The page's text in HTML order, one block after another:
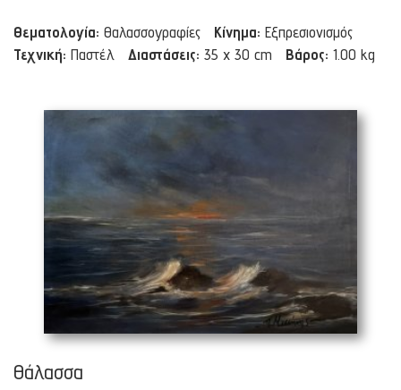
Θεματολογία: Θαλασσογραφίες Κίνημα: Εξπρεσιονισμός
Τεχνική: Παστέλ Διαστάσεις: 35 x 30 cm Βάρος: 1.00 kg
Θάλασσα